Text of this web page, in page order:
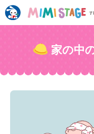
家の中